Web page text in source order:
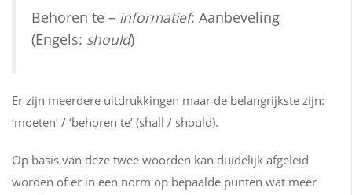
Behoren te – informatief: Aanbeveling
(Engels: should)
Er zijn meerdere uitdrukkingen maar de belangrijkste zijn:
‘moeten’ / ‘behoren te’ (shall / should).
Op basis van deze twee woorden kan duidelijk afgeleid
worden of er in een norm op bepaalde punten wat meer